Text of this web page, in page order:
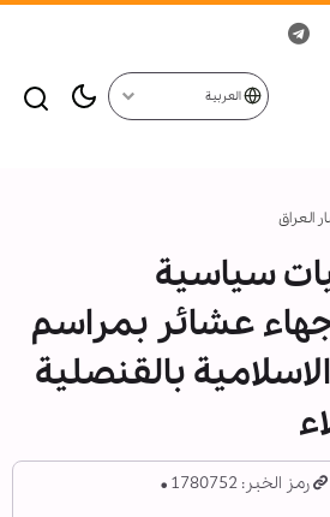
العربية
العراق
سياسية
عشائر بمراسم
بالقنصلية
رمز الخبر: 1780752